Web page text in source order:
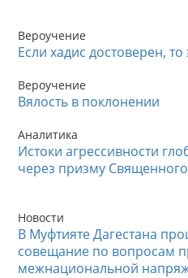
Вероучение
Если хадис достоверен,
Вероучение
Вялость в поклонении
Аналитика
Истоки агрессивности
через призму
Новости
В Муфтияте Дагестана
совещание по вопросам
межнациональной